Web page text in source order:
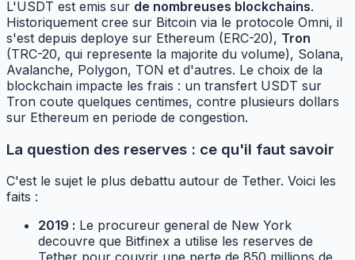
L'USDT est emis sur de nombreuses blockchains.
Historiquement cree sur Bitcoin via le protocole Omni, il
s'est depuis deploye sur Ethereum (ERC-20), Tron
(TRC-20, qui represente la majorite du volume), Solana,
Avalanche, Polygon, TON et d'autres. Le choix de la
blockchain impacte les frais : un transfert USDT sur
Tron coute quelques centimes, contre plusieurs dollars
sur Ethereum en periode de congestion.
La question des reserves : ce qu'il faut savoir
C'est le sujet le plus debattu autour de Tether. Voici les
faits :
2019 : Le procureur general de New York
decouvre que Bitfinex a utilise les reserves de